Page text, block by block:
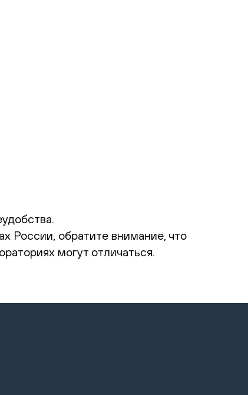
России, обратите внимание, что
могут отличаться.